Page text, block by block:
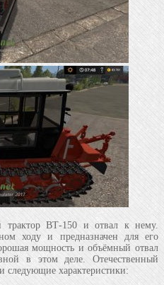
трактор ВТ-150 и отвал к нему.
ходу и предназначен для его
мощность и объёмный отвал
в этом деле. Отечественный
следующие характеристики: